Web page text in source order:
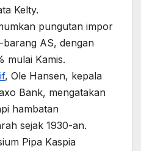
Kelty.
pungutan impor
AS, dengan
mulai Kamis.
, Ole Hansen, kepala
Bank, mengatakan
hambatan
sejak 1930-an.
Pipa Kaspia